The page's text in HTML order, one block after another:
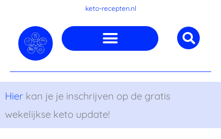
inhoud
keto-recepten.nl
Hier kan je je inschrijven op de gratis
wekelijkse keto update!